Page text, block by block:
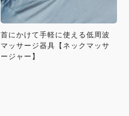
首にかけて手軽に使える低周波
マッサージ器具【ネックマッサ
ージャー】